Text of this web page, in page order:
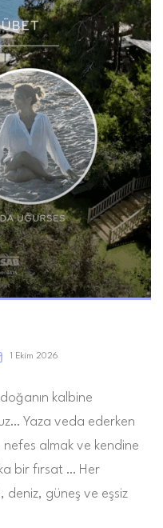
1 Ekim 2026
kalbine
Yaza veda ederken
almak ve kendine
bir fırsat … Her
deniz, güneş ve eşsiz